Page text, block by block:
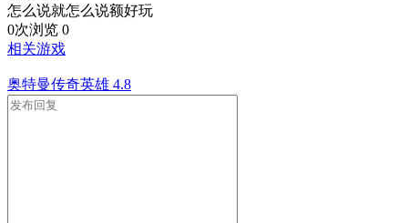
怎么说就怎么说额好玩
0次浏览 0
相关游戏
奥特曼传奇英雄 4.8